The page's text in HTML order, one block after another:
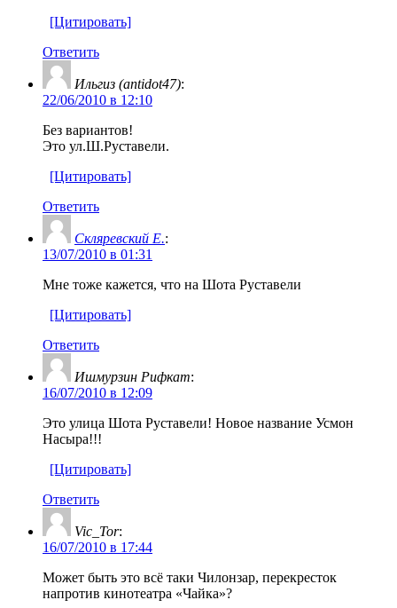
[Цитировать]
Ответить
Ильгиз (antidot47):
22/06/2010 в 12:10
Без вариантов!
Это ул.Ш.Руставели.
[Цитировать]
Ответить
Скляревский Е.:
13/07/2010 в 01:31
Мне тоже кажется, что на Шота Руставели
[Цитировать]
Ответить
Ишмурзин Рифкат:
16/07/2010 в 12:09
Это улица Шота Руставели! Новое название Усмон
Насыра!!!
[Цитировать]
Ответить
Vic_Tor:
16/07/2010 в 17:44
Может быть это всё таки Чилонзар, перекресток
напротив кинотеатра «Чайка»?